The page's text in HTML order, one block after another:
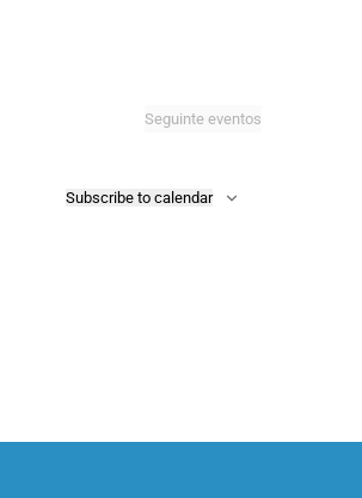
Seguinte eventos
Subscribe to calendar